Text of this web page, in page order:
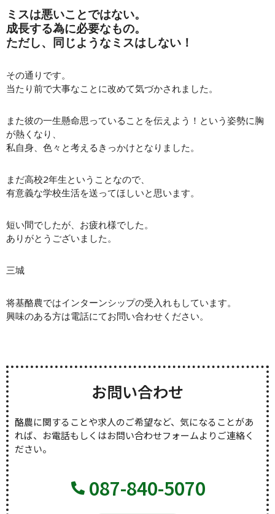
ミスは悪いことではない。
成長する為に必要なもの。
ただし、同じようなミスはしない！
その通りです。
当たり前で大事なことに改めて気づかされました。
また彼の一生懸命思っていることを伝えよう！という姿勢に胸
が熱くなり、
私自身、色々と考えるきっかけとなりました。
まだ高校2年生ということなので、
有意義な学校生活を送ってほしいと思います。
短い間でしたが、お疲れ様でした。
ありがとうございました。
三城
将基酪農ではインターンシップの受入れもしています。
興味のある方は電話にてお問い合わせください。
お問い合わせ
酪農に関することや求人のご希望など、気になることがあ
れば、お電話もしくはお問い合わせフォームよりご連絡く
ださい。
087-840-5070